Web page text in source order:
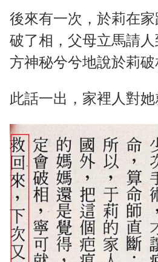
後來有一次，於莉在
破了相，父母立馬請
方神秘兮兮地說於莉破
此話一出，家裡人對她